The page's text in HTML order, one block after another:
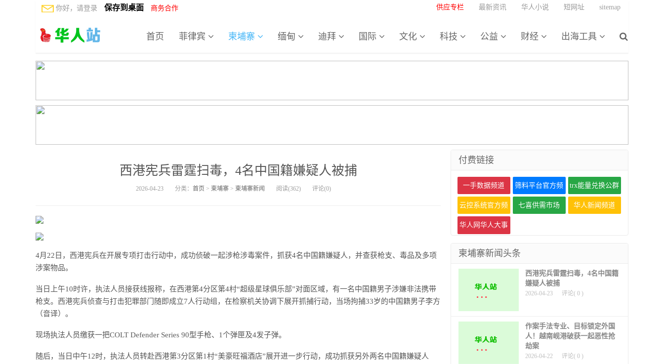
首页 菲律宾 柬埔寨 缅甸 迪拜 国际 文化 科技 公益 财经 出海工具
你好，请登录 保存到桌面 商务合作 供应专栏 最新资讯 华人小说 短网址 sitemap
西港宪兵雷霆扫毒，4名中国籍嫌疑人被捕
2026-04-23 分类： 首页 > 柬埔寨> 柬埔寨新闻 阅读(362) 评论(0)
4月22日，西港宪兵在开展专项打击行动中，成功侦破一起涉枪涉毒案件，抓获4名中国籍嫌疑人，并查获枪支、毒品及多项
涉案物品。
当日上午10时许，执法人员接获线报称，在西港第4分区第4村“超级星球俱乐部”对面区域，有一名中国籍男子涉嫌非法携带
枪支。西港宪兵侦查与打击犯罪部门随即成立7人行动组，在检察机关协调下展开抓捕行动，当场拘捕33岁的中国籍男子李方
（音译）。
现场执法人员缴获一把COLT Defender Series 90型手枪、1个弹匣及4发子弹。
随后，当日中午12时，执法人员转赴西港第3分区第1村“美豪旺福酒店”展开进一步行动，成功抓获另外两名中国籍嫌疑人
付费链接
一手数据频道 筛料平台官方频
道
trx能量兑换公群
云控系统官方频
道
七喜供需市场 华人新闻频道
华人网华人大事
柬埔寨新闻头条
西港宪兵雷霆扫毒，4名中国籍
嫌疑人被捕
2026-04-23 评论( 0 )
作案手法专业、目标锁定外国
人！越南岘港破获一起恶性抢
劫案
2026-04-22 评论( 0 )